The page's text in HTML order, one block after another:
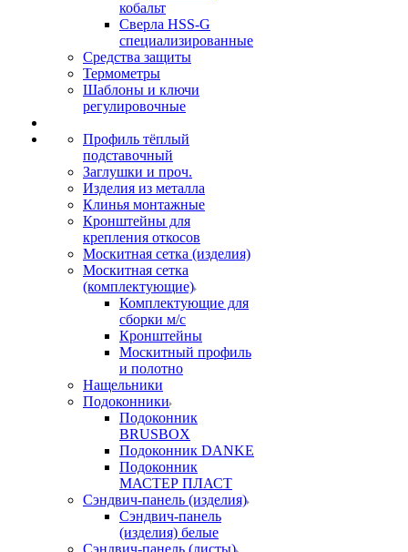
кобальт
Сверла HSS-G
специализированные
Средства защиты
Термометры
Шаблоны и ключи
регулировочные
Профиль тёплый
подставочный
Заглушки и проч.
Изделия из металла
Клинья монтажные
Кронштейны для
крепления откосов
Москитная сетка (изделия)
Москитная сетка
(комплектующие)
Комплектующие для
сборки м/с
Кронштейны
Москитный профиль
и полотно
Нащельники
Подоконники
Подоконник
BRUSBOX
Подоконник DANKE
Подоконник
МАСТЕР ПЛАСТ
Сэндвич-панель (изделия)
Сэндвич-панель
(изделия) белые
Сэндвич-панель (листы)